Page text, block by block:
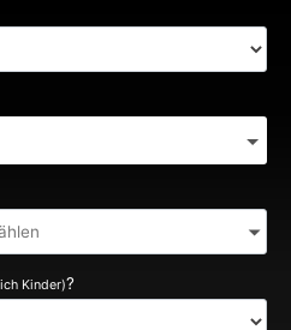
Kinder)?